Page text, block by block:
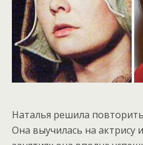
Наталья решила
Она выучилась на актрису